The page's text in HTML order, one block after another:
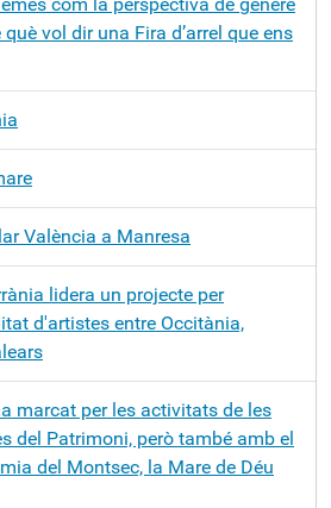
vol dir una Fira d’arrel que ens
València a Manresa
lidera un projecte per
d'artistes entre Occitània,
marcat per les activitats de les
del Patrimoni, però també amb el
del Montsec, la Mare de Déu